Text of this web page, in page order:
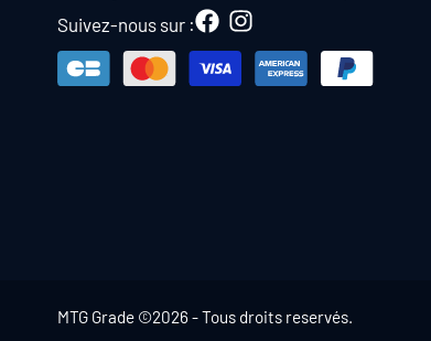
Suivez-nous sur :
MTG Grade ©2026 - Tous droits reservés.